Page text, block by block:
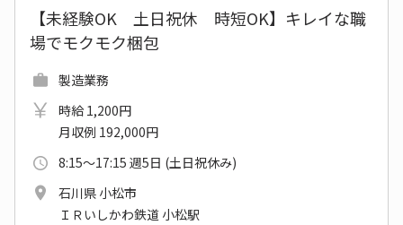
【未経験OK 土日祝休 時短OK】キレイな職
場でモクモク梱包
製造業務
時給 1,200円
月収例 192,000円
8:15～17:15 週5日 (土日祝休み)
石川県 小松市
ＩＲいしかわ鉄道 小松駅